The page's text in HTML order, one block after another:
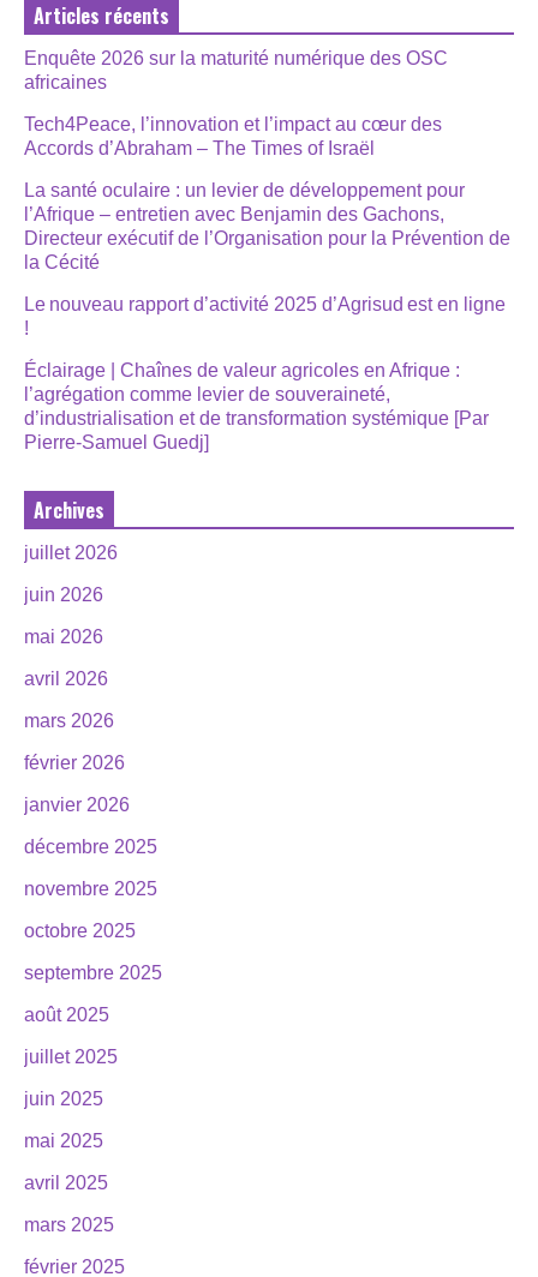
Articles récents
Enquête 2026 sur la maturité numérique des OSC
africaines
Tech4Peace, l’innovation et l’impact au cœur des
Accords d’Abraham – The Times of Israël
La santé oculaire : un levier de développement pour
l’Afrique – entretien avec Benjamin des Gachons,
Directeur exécutif de l’Organisation pour la Prévention de
la Cécité
Le nouveau rapport d’activité 2025 d’Agrisud est en ligne
!
Éclairage | Chaînes de valeur agricoles en Afrique :
l’agrégation comme levier de souveraineté,
d’industrialisation et de transformation systémique [Par
Pierre-Samuel Guedj]
Archives
juillet 2026
juin 2026
mai 2026
avril 2026
mars 2026
février 2026
janvier 2026
décembre 2025
novembre 2025
octobre 2025
septembre 2025
août 2025
juillet 2025
juin 2025
mai 2025
avril 2025
mars 2025
février 2025